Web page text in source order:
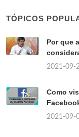
TÓPICOS
Por que
2021-09-
Como
2021-09-